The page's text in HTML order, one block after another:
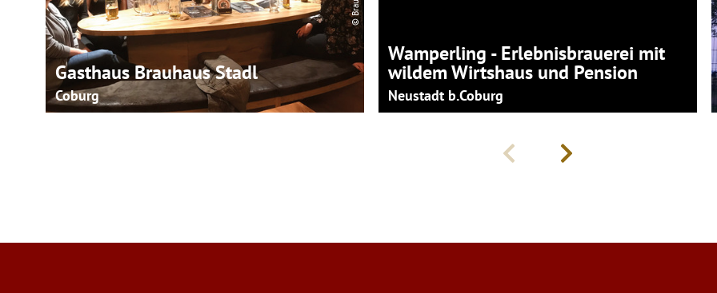
Gasthaus Brauhaus Stadl
Coburg
Wamperling - Erlebnisbrauerei mit
wildem Wirtshaus und Pension
Neustadt b.Coburg